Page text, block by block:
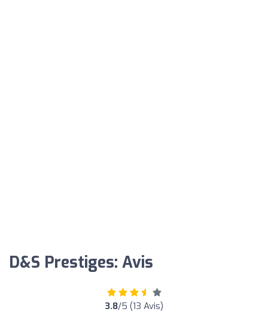
D&S Prestiges: Avis
3.8/5 (13 Avis)